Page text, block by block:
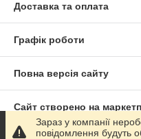
Доставка та оплата
Графік роботи
Повна версія сайту
Сайт створено на
Зараз у компанії
повідомлення будуть